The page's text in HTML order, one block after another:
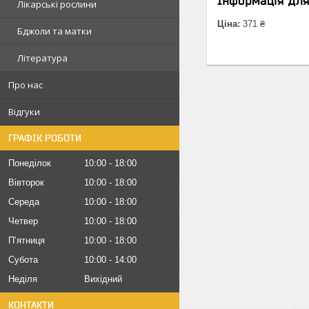
Лікарські рослини
Бджоли та матки
Література
Про нас
Відгуки
ГРАФІК РОБОТИ
Понеділок 10:00
18:00
Вівторок
10:00
18:00
Середа
10:00
18:00
Четвер
10:00
18:00
Пʼятниця
10:00
18:00
Субота
10:00
14:00
Неділя
Вихідний
КОНТАКТИ
Ціна: 371 ₴